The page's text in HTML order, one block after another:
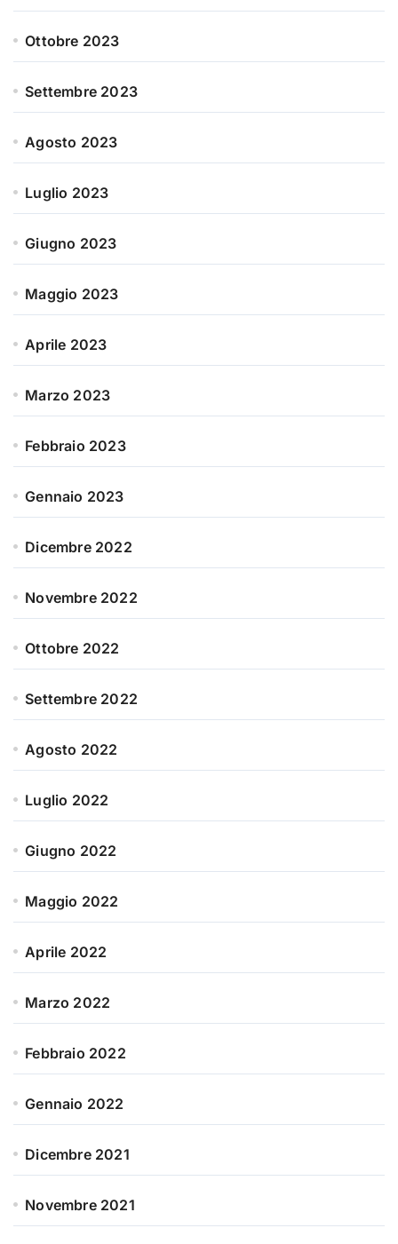
Ottobre 2023
Settembre 2023
Agosto 2023
Luglio 2023
Giugno 2023
Maggio 2023
Aprile 2023
Marzo 2023
Febbraio 2023
Gennaio 2023
Dicembre 2022
Novembre 2022
Ottobre 2022
Settembre 2022
Agosto 2022
Luglio 2022
Giugno 2022
Maggio 2022
Aprile 2022
Marzo 2022
Febbraio 2022
Gennaio 2022
Dicembre 2021
Novembre 2021